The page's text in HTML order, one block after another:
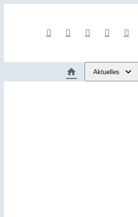
Aktuelles